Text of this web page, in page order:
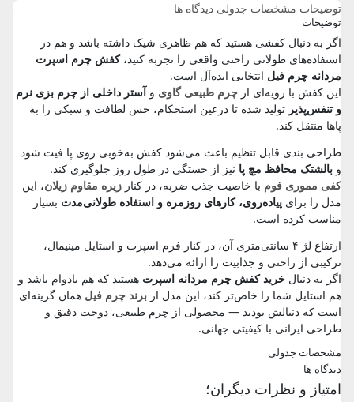
توضیحات مشخصات جدولی دیدگاه ها
توضیحات
اگر به دنبال کفشی هستید که هم ظاهری شیک داشته باشد و هم در
استفاده‌های طولانی راحتی واقعی را تجربه کنید،کفش چرم اسپرت
مردانه چرم فیل انتخابی ایده‌آل است.
این کفش با رویه‌ای ازچرم طبیعی گاوی وآستر داخلی از چرم بزی نرم
و تنفس‌پذیر تولید شده تا درعین استحکام، حس لطافت و سبکی را به
پاها منتقل کند.
طراحی بندی قابل تنظیم باعث می‌شود کفش به‌خوبی روی پا فیت شود
وبالشتک محافظ مچ پا نیز از خستگی در طول روز جلوگیری کند.
کفی مموری فوم با خاصیت جذب ضربه، در کنارزیره مقاوم زیلان، این
مدل را برایپیاده‌روی، کارهای روزمره و استفاده طولانی‌مدت بسیار
مناسب کرده است.
ارتفاع لژ ۴ سانتی‌متری آن، در کنار فرم اسپرت و استایل مینیمال،
ترکیبی از راحتی و جذابیت را ارائه می‌دهد.
اگر به دنبالخرید کفش چرم مردانه اسپرت هستید که هم بادوام باشد و
هم استایل شما را خاص‌تر کند، این مدل ازبرند چرم فیل همان گزینه‌ای
است که دنبالش بودید — محصولی از چرم طبیعی، دوخت دقیق و
طراحی ایرانی با کیفیتی جهانی.
مشخصات جدولی
دیدگاه ها
امتیاز و نظرات دیگران؛